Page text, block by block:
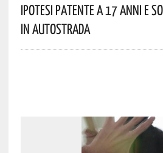
Ipotesi Patente A 17 Anni E
In Autostrada